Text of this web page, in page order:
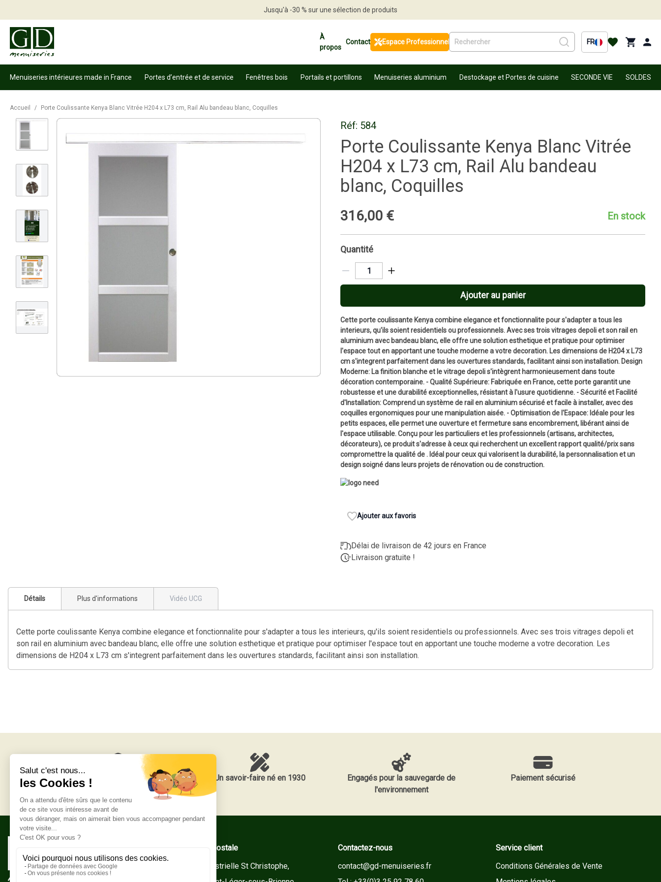
Jusqu'à -30 % sur une sélection de produits
À
propos
Contact Espace Professionnel FR
Menuiseries intérieures made in France Portes d’entrée et de service Fenêtres bois Portails et portillons Menuiseries aluminium Destockage et Portes de cuisine SECONDE VIE SOLDES
Accueil / Porte Coulissante Kenya Blanc Vitrée H204 x L73 cm, Rail Alu bandeau blanc, Coquilles
Réf: 584
Porte Coulissante Kenya Blanc Vitrée
H204 x L73 cm, Rail Alu bandeau
blanc, Coquilles
316,00 € En stock
Quantité
Ajouter au panier
Cette porte coulissante Kenya combine elegance et fonctionnalite pour s'adapter a tous les
interieurs, qu'ils soient residentiels ou professionnels. Avec ses trois vitrages depoli et son rail en
aluminium avec bandeau blanc, elle offre une solution esthetique et pratique pour optimiser
l'espace tout en apportant une touche moderne a votre decoration. Les dimensions de H204 x L73
cm s'integrent parfaitement dans les ouvertures standards, facilitant ainsi son installation. Design
Moderne: La finition blanche et le vitrage depoli s'intègrent harmonieusement dans toute
décoration contemporaine. - Qualité Supérieure: Fabriquée en France, cette porte garantit une
robustesse et une durabilité exceptionnelles, résistant à l'usure quotidienne. - Sécurité et Facilité
d'Installation: Comprend un système de rail en aluminium sécurisé et facile à installer, avec des
coquilles ergonomiques pour une manipulation aisée. - Optimisation de l'Espace: Idéale pour les
petits espaces, elle permet une ouverture et fermeture sans encombrement, libérant ainsi de
l'espace utilisable. Conçu pour les particuliers et les professionnels (artisans, architectes,
décorateurs), ce produit s'adresse à ceux qui recherchent un excellent rapport qualité/prix sans
compromettre la qualité de . Idéal pour ceux qui valorisent la durabilité, la personnalisation et un
design soigné dans leurs projets de rénovation ou de construction.
Ajouter aux favoris
Délai de livraison de 42 jours en France
Livraison gratuite !
Détails Plus d'informations Vidéo UCG
Cette porte coulissante Kenya combine elegance et fonctionnalite pour s'adapter a tous les interieurs, qu'ils soient residentiels ou professionnels. Avec ses trois vitrages depoli et
son rail en aluminium avec bandeau blanc, elle offre une solution esthetique et pratique pour optimiser l'espace tout en apportant une touche moderne a votre decoration. Les
dimensions de H204 x L73 cm s'integrent parfaitement dans les ouvertures standards, facilitant ainsi son installation.
Livraison gratuite Un savoir-faire né en 1930
Engagés pour la sauvegarde de
l'environnement
Paiement sécurisé
Adresse postale
Zone Industrielle St Christophe,
Contactez-nous
contact@gd-menuiseries.fr
Service client
Conditions Générales de Vente